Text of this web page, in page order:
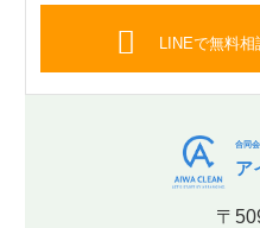
LINEで無料相
合同
ア
〒